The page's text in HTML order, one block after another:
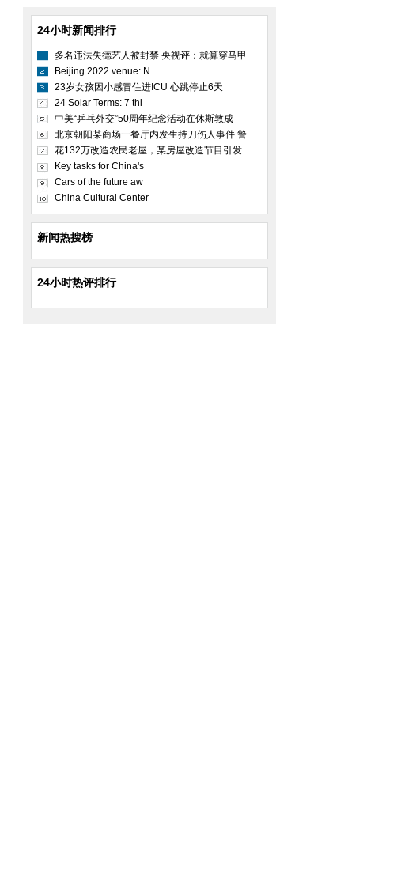
24小时新闻排行
多名违法失德艺人被封禁 央视评：就算穿马甲
Beijing 2022 venue: N
23岁女孩因小感冒住进ICU 心跳停止6天
24 Solar Terms: 7 thi
中美“乒乓外交”50周年纪念活动在休斯敦成
北京朝阳某商场一餐厅内发生持刀伤人事件 警
花132万改造农民老屋，某房屋改造节目引发
Key tasks for China's
Cars of the future aw
China Cultural Center
新闻热搜榜
24小时热评排行